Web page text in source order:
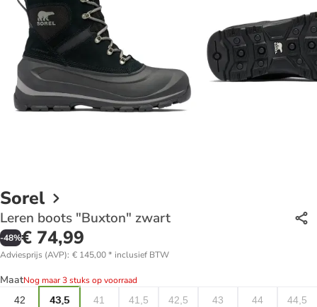
Sorel
Leren boots "Buxton" zwart
-48%€ 74,99
Adviesprijs (AVP): € 145,00* inclusief BTW
MaatNog maar 3 stuks op voorraad
42
43,5 41 41,5 42,5 43 44 44,5